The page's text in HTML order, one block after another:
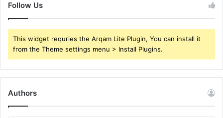
Follow Us
This widget requries the Arqam Lite Plugin, You can install it
from the Theme settings menu > Install Plugins.
Authors